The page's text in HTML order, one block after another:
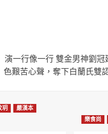
演一行像一行 雙金男神劉
色艱苦心聲，奪下白蘭氏雙
玥
嚴漢本
樂食尚